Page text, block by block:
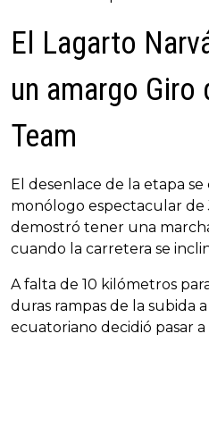
El Lagarto
un amargo Giro
Team
El desenlace de la etapa
monólogo espectacular de
demostró tener una
cuando la carretera se
A falta de 10 kilómetros
duras rampas de la subida
ecuatoriano decidió pasar a